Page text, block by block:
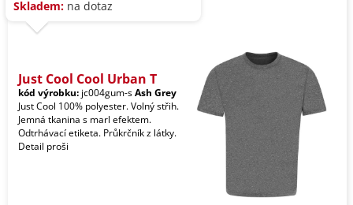
Skladem: na dotaz
Just Cool Cool Urban T
kód výrobku: jc004gum-sAsh Grey
Just Cool 100% polyester. Volný střih.
Jemná tkanina s marl efektem.
Odtrhávací etiketa. Průkrčník z látky.
Detail proši